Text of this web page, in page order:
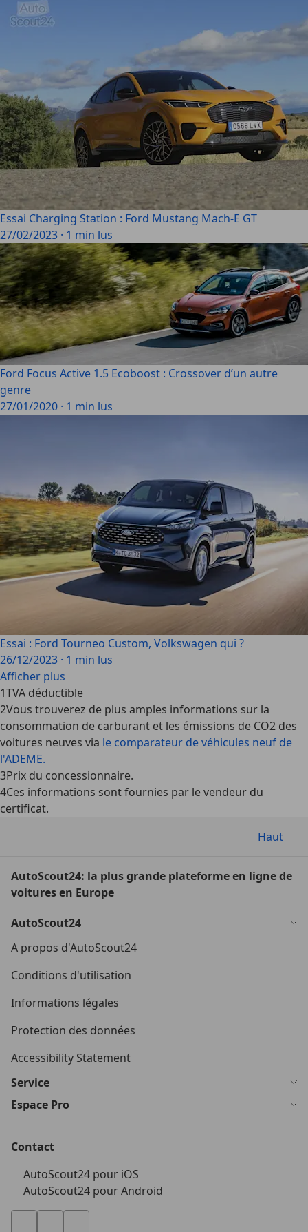
Essai Charging Station : Ford Mustang Mach-E GT
27/02/2023 · 1 min lus
Ford Focus Active 1.5 Ecoboost : Crossover d’un autre
genre
27/01/2020 · 1 min lus
Essai : Ford Tourneo Custom, Volkswagen qui ?
26/12/2023 · 1 min lus
Afficher plus
1TVA déductible
2Vous trouverez de plus amples informations sur la
consommation de carburant et les émissions de CO2 des
voitures neuves via le comparateur de véhicules neuf de
l'ADEME.
3Prix du concessionnaire.
4Ces informations sont fournies par le vendeur du
certificat.
Haut
AutoScout24: la plus grande plateforme en ligne de
voitures en Europe
AutoScout24
A propos d'AutoScout24
Conditions d'utilisation
Informations légales
Protection des données
Accessibility Statement
Service
Espace Pro
Contact
AutoScout24 pour iOS
AutoScout24 pour Android